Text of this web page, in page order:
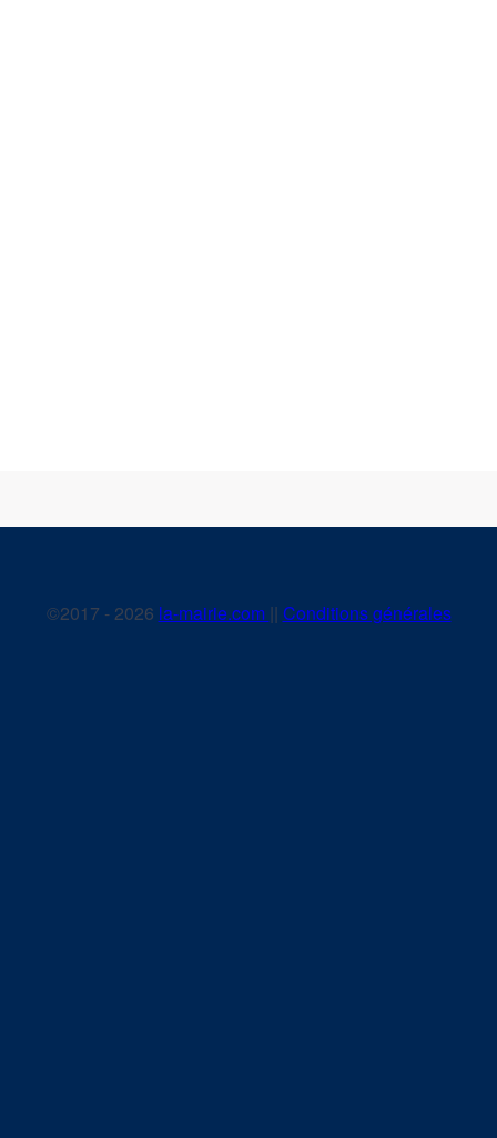
©2017 - 2026 la-mairie.com || Conditions générales